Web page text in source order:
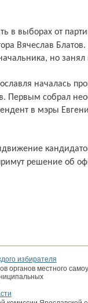
Вячеслав
но занял
Первым собрал
в мэры
решение об
избирателя
органов местного